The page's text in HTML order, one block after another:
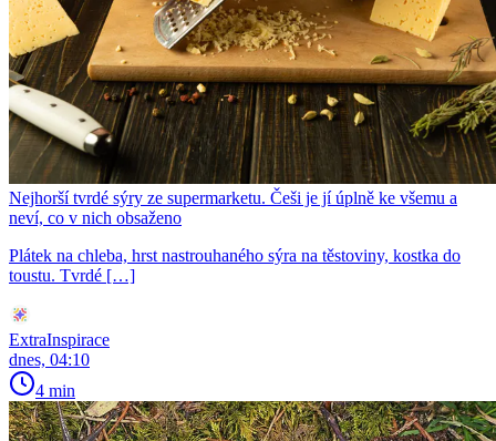
Nejhorší tvrdé sýry ze supermarketu. Češi je jí úplně ke všemu a
neví, co v nich obsaženo
Plátek na chleba, hrst nastrouhaného sýra na těstoviny, kostka do
toustu. Tvrdé […]
ExtraInspirace
dnes, 04:10
4 min